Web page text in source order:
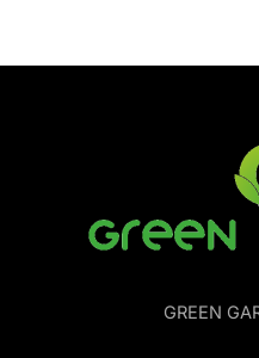
GREEN